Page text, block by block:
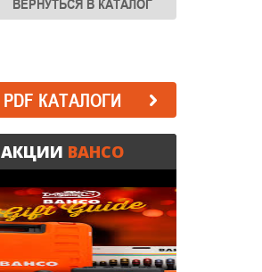
PDF КАТАЛОГИ
АКЦИИ BAHCO